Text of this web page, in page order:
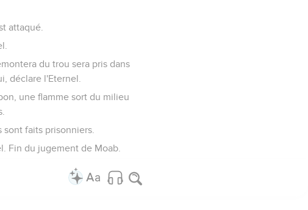
attaqué.
du trou sera pris dans
déclare l'Eternel.
une flamme sort du milieu
faits prisonniers.
Fin du jugement de Moab.